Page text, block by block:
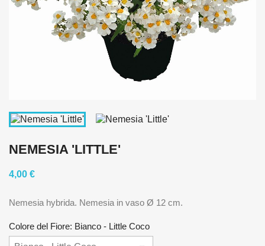
NEMESIA 'LITTLE'
4,00 €
Nemesia hybrida. Nemesia in vaso Ø 12 cm.
Colore del Fiore: Bianco - Little Coco